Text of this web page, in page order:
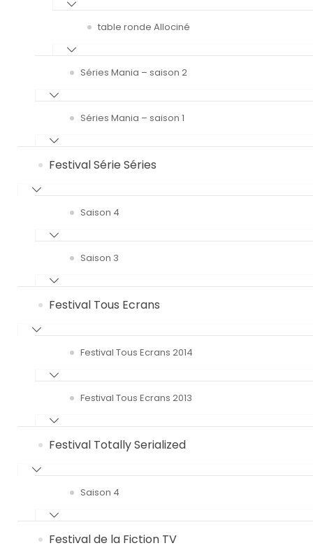
table ronde Allociné
Séries Mania – saison 2
Séries Mania – saison 1
Festival Série Séries
Saison 4
Saison 3
Festival Tous Ecrans
Festival Tous Ecrans 2014
Festival Tous Ecrans 2013
Festival Totally Serialized
Saison 4
Festival de la Fiction TV